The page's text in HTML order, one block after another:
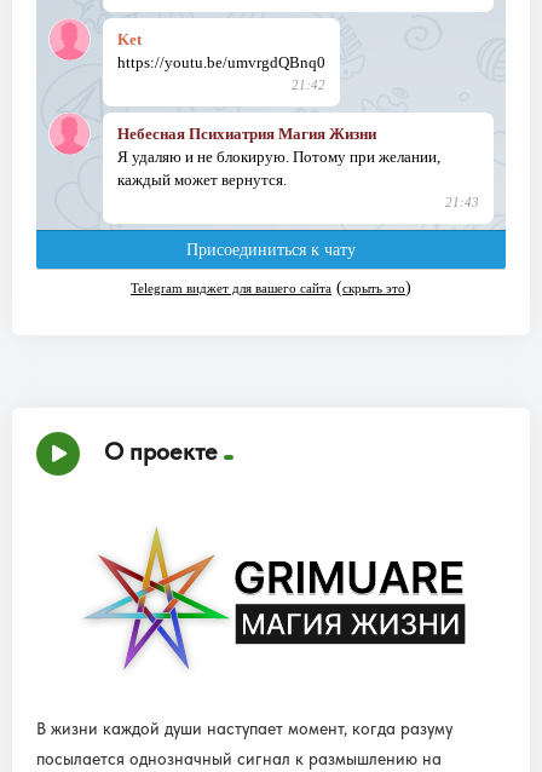
О проекте
В жизни каждой души наступает момент, когда разуму
посылается однозначный сигнал к размышлению на